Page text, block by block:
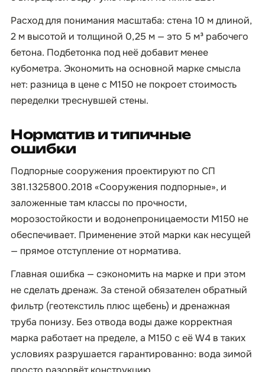
Расход для понимания масштаба: стена 10 м длиной,
2 м высотой и толщиной 0,25 м — это 5 м³ рабочего
бетона. Подбетонка под неё добавит менее
кубометра. Экономить на основной марке смысла
нет: разница в цене с М150 не покроет стоимость
переделки треснувшей стены.
Норматив и типичные
ошибки
Подпорные сооружения проектируют по СП
381.1325800.2018 «Сооружения подпорные», и
заложенные там классы по прочности,
морозостойкости и водонепроницаемости М150 не
обеспечивает. Применение этой марки как несущей
— прямое отступление от норматива.
Главная ошибка — сэкономить на марке и при этом
не сделать дренаж. За стеной обязателен обратный
фильтр (геотекстиль плюс щебень) и дренажная
труба понизу. Без отвода воды даже корректная
марка работает на пределе, а М150 с её W4 в таких
условиях разрушается гарантированно: вода зимой